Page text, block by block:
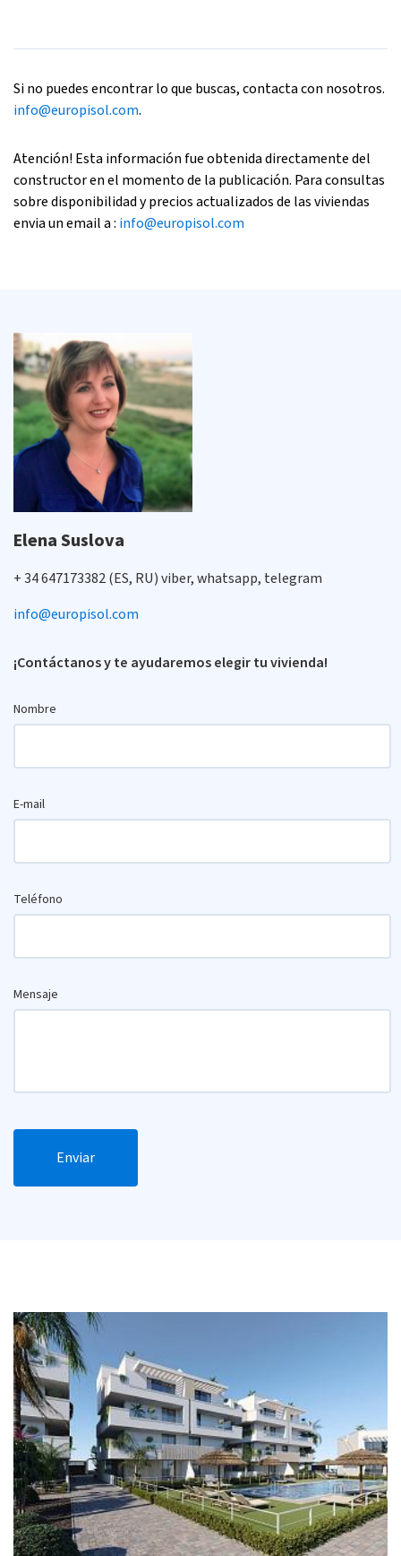
Si no puedes encontrar lo que buscas, contacta con nosotros.
info@europisol.com.
Atención! Esta información fue obtenida directamente del
constructor en el momento de la publicación. Para consultas
sobre disponibilidad y precios actualizados de las viviendas
envia un email a : info@europisol.com
Elena Suslova
+ 34 647173382 (ES, RU) viber, whatsapp, telegram
info@europisol.com
¡Contáctanos y te ayudaremos elegir tu vivienda!
Nombre
E-mail
Teléfono
Mensaje
Enviar